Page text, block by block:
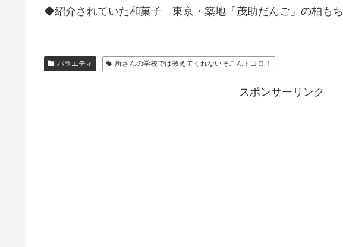
◆紹介されていた和菓子 東京・築地「茂助だんご」の柏もち
バラエティ 所さんの学校では教えてくれないそこんトコロ！
スポンサーリンク